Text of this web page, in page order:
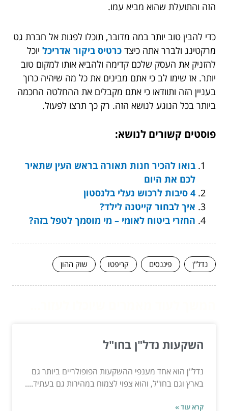
הזה והתועלת שהוא מביא עמו.
כדי להבין טוב יותר במה מדובר, תוכלו לפנות אל חברת גט
מרקטינג ולברר אתה כיצד כרטיס ביקור אדריכל יוכל
להזניק את העסק שלכם קדימה ולהביא אותו למקום טוב
יותר. אז שימו לב כי אתם מבינים את כל מה שיהיה כרוך
בעניין הזה ותוודאו כי אתם מקבלים את ההחלטה החכמה
ביותר בכל הנוגע לנושא הזה. רק כך תרצו לפעול.
פוסטים קשורים לנושא:
בואו להכיר חנות תאורה בראש העין שתאיר
לכם את היום
4 סיבות לרכוש נעלי בלנסטון
איך לבחור קייטנה לילד?
החזרי ביטוח לאומי – מי מוסמך לטפל בזה?
נדל"ן פיננסים קריפטו שוק ההון
השקעות נדל"ן בחו"ל
נדל"ן הוא אחד מענפי ההשקעות הפופולריים ביותר גם
בארץ וגם בחו"ל, והוא צפוי לצמוח במהירות גם בעתיד....
קרא עוד »